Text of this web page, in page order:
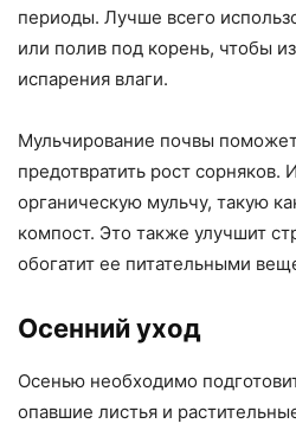
периоды. Лучше всего
или полив под корень, чтобы
испарения влаги.
Мульчирование почвы поможет
предотвратить рост сорняков.
органическую мульчу, такую
компост. Это также улучшит
обогатит ее питательными
Осенний уход
Осенью необходимо
опавшие листья и